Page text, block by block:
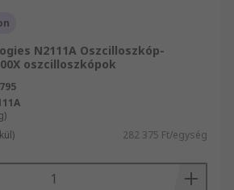
N2111A Oszcilloszkóp-
oszcilloszkópok
282 375 Ft/egység